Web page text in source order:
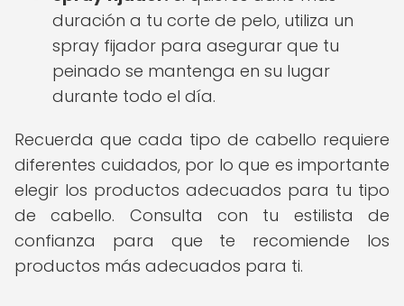
duración a tu corte de pelo, utiliza un
spray fijador para asegurar que tu
peinado se mantenga en su lugar
durante todo el día.
Recuerda que cada tipo de cabello requiere
diferentes cuidados, por lo que es importante
elegir los productos adecuados para tu tipo
de cabello. Consulta con tu estilista de
confianza para que te recomiende los
productos más adecuados para ti.